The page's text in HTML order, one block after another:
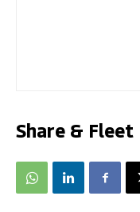
Share & Fleet